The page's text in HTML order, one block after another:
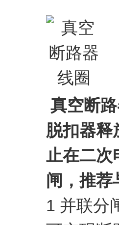
真空断
脱扣器释
止在二次
闸，推荐
1 并联分